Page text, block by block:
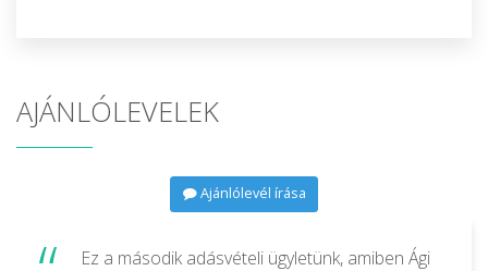
AJÁNLÓLEVELEK
Ajánlólevél írása
Ez a második adásvételi ügyletünk, amiben Ági